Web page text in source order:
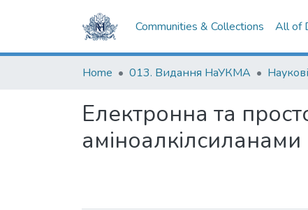
Communities & Collections All of
Home 013. Видання НаУКМА
Електронна та
аміноалкілсиланами